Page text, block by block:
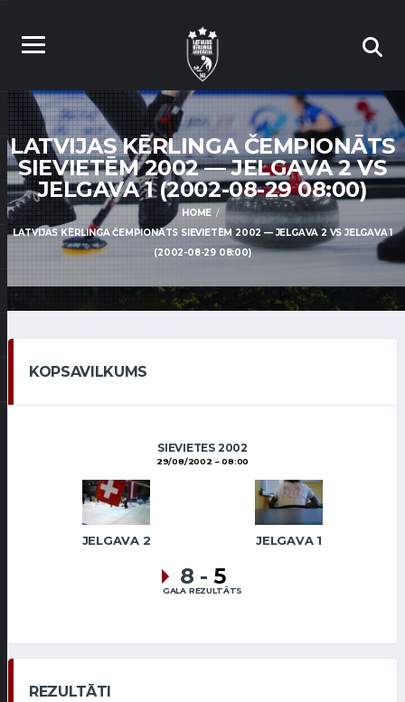
LATVIJAS KĒRLINGA ČEMPIONĀTS
SIEVIETĒM 2002 — JELGAVA 2 VS
JELGAVA 1 (2002-08-29 08:00)
HOME
LATVIJAS KĒRLINGA ČEMPIONĀTS SIEVIETĒM 2002 — JELGAVA 2 VS JELGAVA 1
(2002-08-29 08:00)
KOPSAVILKUMS
SIEVIETES 2002
29/08/2002 08:00
JELGAVA 2 JELGAVA 1
8 - 5
GALA REZULTĀTS
REZULTĀTI